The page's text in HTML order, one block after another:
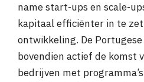
name start-ups en scale-
kapitaal efficiënter in te
ontwikkeling. De
bovendien actief de komst
bedrijven met